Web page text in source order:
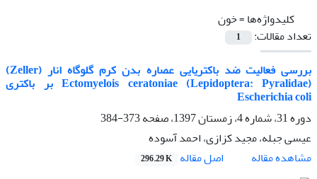
کلیدواژه‌ها =خون
تعداد مقالات:
1
بررسی فعالیت ضد باکتریایی عصاره بدن کرم گلوگاه انار (Zeller)
(Lepidoptera: Pyralidae) Ectomyelois ceratoniae بر باکتری
Escherichia coli
دوره 31، شماره 4، زمستان 1397، صفحه
373-384
عیسی جبله، مجید کزازی، احمد آسوده
مشاهده مقاله
اصل مقاله 296.29 K